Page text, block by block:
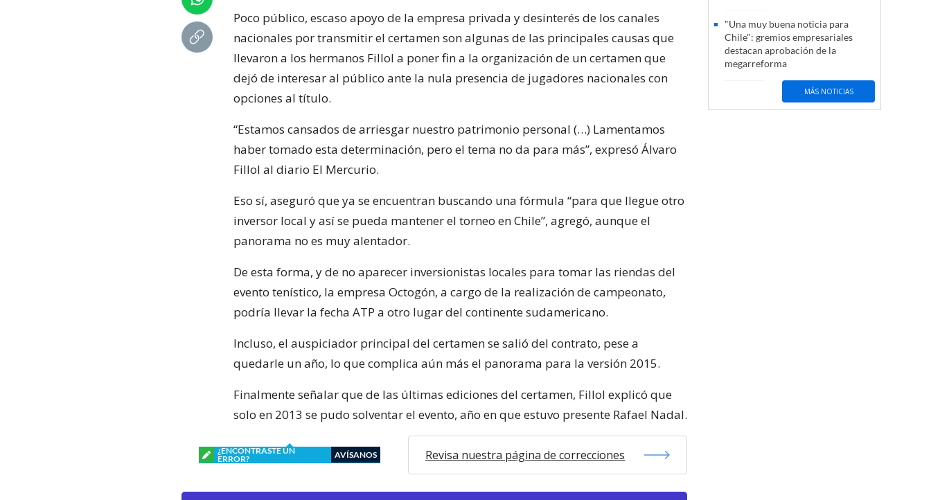
Poco público, escaso apoyo de la empresa privada y desinterés de los canales
nacionales por transmitir el certamen son algunas de las principales causas que
llevaron a los hermanos Fillol a poner fin a la organización de un certamen que
dejó de interesar al público ante la nula presencia de jugadores nacionales con
opciones al título.
“Estamos cansados de arriesgar nuestro patrimonio personal (…) Lamentamos
haber tomado esta determinación, pero el tema no da para más”, expresó Álvaro
Fillol al diario El Mercurio.
Eso sí, aseguró que ya se encuentran buscando una fórmula “para que llegue otro
inversor local y así se pueda mantener el torneo en Chile”, agregó, aunque el
panorama no es muy alentador.
De esta forma, y de no aparecer inversionistas locales para tomar las riendas del
evento tenístico, la empresa Octogón, a cargo de la realización de campeonato,
podría llevar la fecha ATP a otro lugar del continente sudamericano.
Incluso, el auspiciador principal del certamen se salió del contrato, pese a
quedarle un año, lo que complica aún más el panorama para la versión 2015.
Finalmente señalar que de las últimas ediciones del certamen, Fillol explicó que
solo en 2013 se pudo solventar el evento, año en que estuvo presente Rafael Nadal.
¿ENCONTRASTE UN
ERROR?
AVÍSANOS Revisa nuestra página de correcciones
"Una muy buena noticia para
Chile": gremios empresariales
destacan aprobación de la
megarreforma
MÁS NOTICIAS